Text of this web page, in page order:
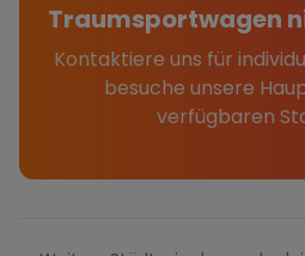
Traumsportwagen
Kontaktiere uns für
besuche unsere
verfügbaren